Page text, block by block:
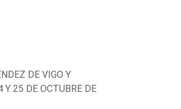
DE VIGO Y
Y 25 DE OCTUBRE DE